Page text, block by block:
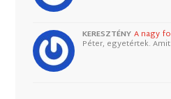
KERESZTÉNY A nagy
Péter, egyetértek.